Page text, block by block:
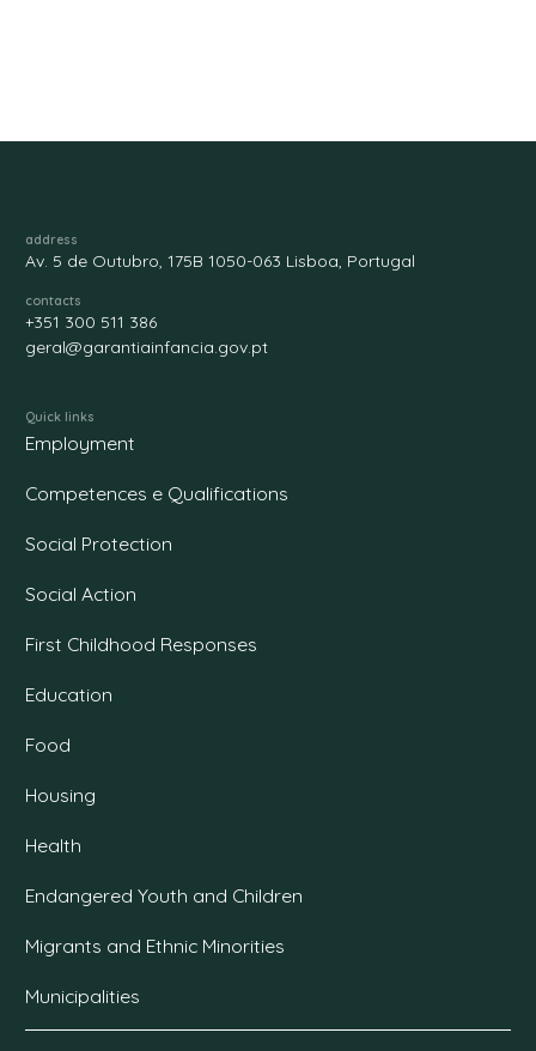
address
Av. 5 de Outubro, 175B 1050-063 Lisboa, Portugal
contacts
+351 300 511 386
geral@garantiainfancia.gov.pt
Quick links
Employment
Competences e Qualifications
Social Protection
Social Action
First Childhood Responses
Education
Food
Housing
Health
Endangered Youth and Children
Migrants and Ethnic Minorities
Municipalities